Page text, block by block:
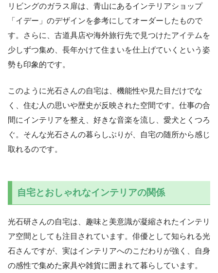
リビングのガラス扉は、青山にあるインテリアショップ
「イデー」のデザインを参考にしてオーダーしたもので
す。さらに、古道具店や海外旅行先で見つけたアイテムを
少しずつ集め、長年かけて住まいを仕上げていくという姿
勢も印象的です。
このように光石さんの自宅は、機能性や見た目だけでな
く、住む人の思いや歴史が反映された空間です。仕事の合
間にインテリアを整え、好きな音楽を流し、愛犬とくつろ
ぐ。そんな光石さんの暮らしぶりが、自宅の随所から感じ
取れるのです。
自宅とおしゃれなインテリアの関係
光石研さんの自宅は、趣味と美意識が凝縮されたインテリ
ア空間としても注目されています。俳優として知られる光
石さんですが、実はインテリアへのこだわりが強く、自身
の感性で集めた家具や雑貨に囲まれて暮らしています。